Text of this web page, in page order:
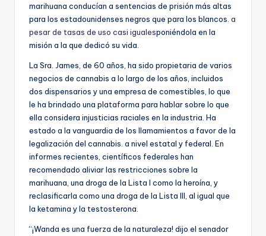
marihuana conducían a sentencias de prisión más altas
para los estadounidenses negros que para los blancos. a
pesar de tasas de uso casi igualesponiéndola en la
misión a la que dedicó su vida.
La Sra. James, de 60 años, ha sido propietaria de varios
negocios de cannabis a lo largo de los años, incluidos
dos dispensarios y una empresa de comestibles, lo que
le ha brindado una plataforma para hablar sobre lo que
ella considera injusticias raciales en la industria. Ha
estado a la vanguardia de los llamamientos a favor de la
legalización del cannabis. a nivel estatal y federal. En
informes recientes, científicos federales han
recomendado aliviar las restricciones sobre la
marihuana, una droga de la Lista I como la heroína, y
reclasificarla como una droga de la Lista III, al igual que
la ketamina y la testosterona.
“¡Wanda es una fuerza de la naturaleza! dijo el senador